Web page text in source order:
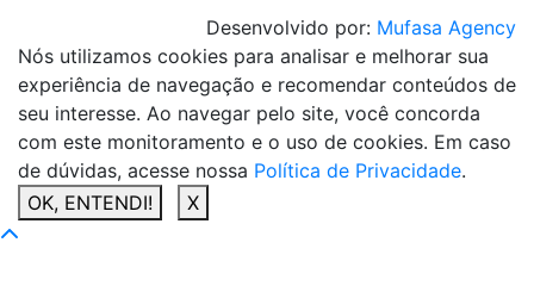
Desenvolvido por: Mufasa Agency
Nós utilizamos cookies para analisar e melhorar sua
experiência de navegação e recomendar conteúdos de
seu interesse. Ao navegar pelo site, você concorda
com este monitoramento e o uso de cookies. Em caso
de dúvidas, acesse nossa Política de Privacidade.
OK, ENTENDI!
X